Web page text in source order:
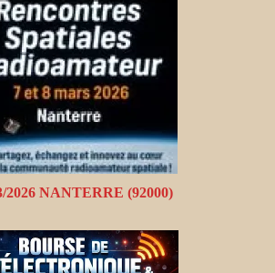
2026 NANTERRE (92000)